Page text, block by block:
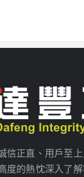
信正直、用戶至上
度的熱忱深入了